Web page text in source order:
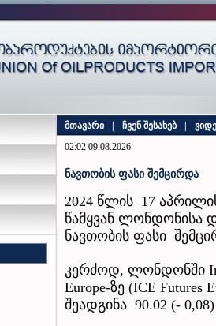
მთავარი ჩვენ შესახებ
02:02 09.08.2026
ნავთობის ფასი შემცირდა
2024 წლის 17
წამყვან ლონდონისა
ნავთობის ფასი
კერძოდ, ლონდონში
Europe-ზე (ICE Futures
შეადგინა 90.02 (-